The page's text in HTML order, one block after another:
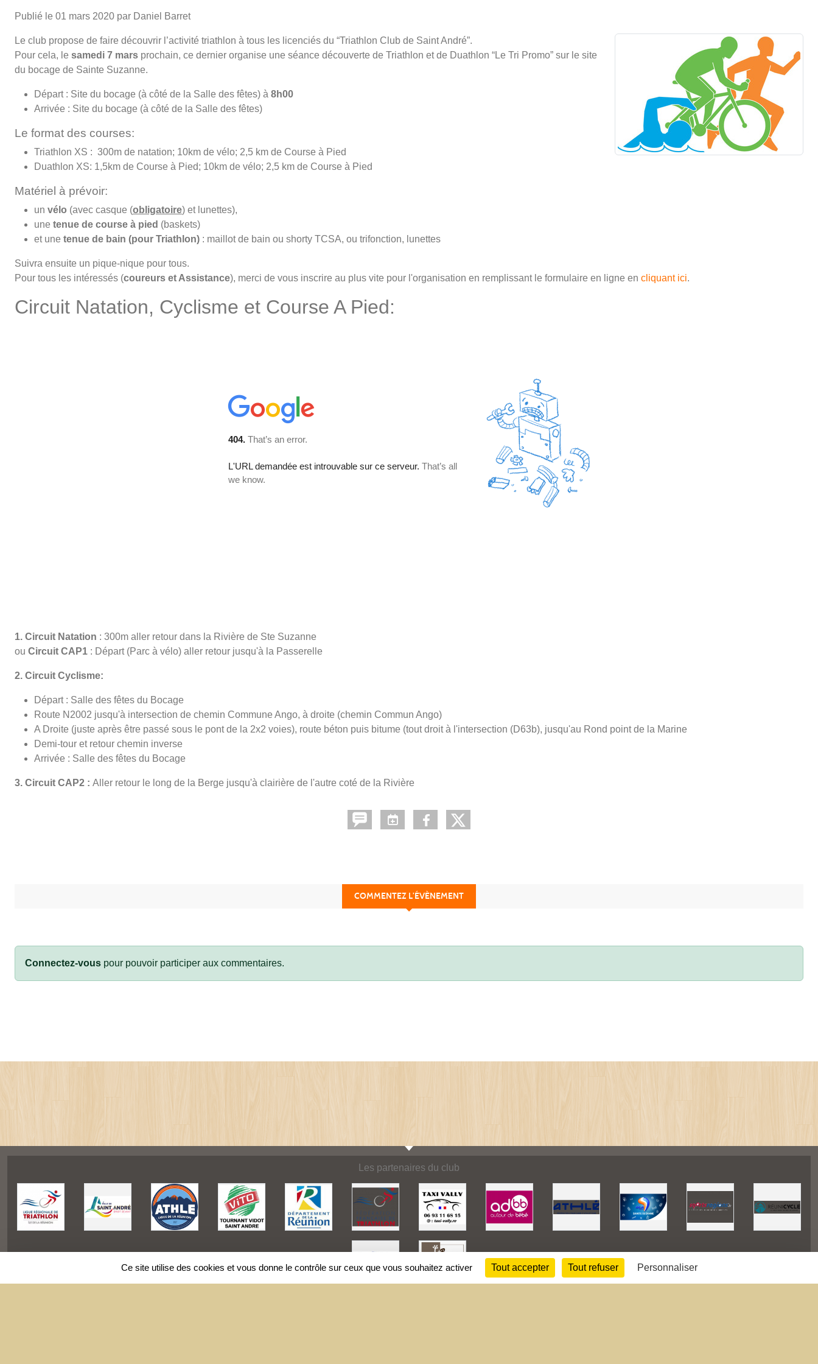
Publié le 01 mars 2020 par Daniel Barret
Le club propose de faire découvrir l’activité triathlon à tous les licenciés du “Triathlon Club de Saint André”.
Pour cela, le samedi 7 mars prochain, ce dernier organise une séance découverte de Triathlon et de Duathlon “Le Tri Promo” sur le site
du bocage de Sainte Suzanne.
Départ : Site du bocage (à côté de la Salle des fêtes) à 8h00
Arrivée : Site du bocage (à côté de la Salle des fêtes)
Le format des courses:
Triathlon XS : 300m de natation; 10km de vélo; 2,5 km de Course à Pied
Duathlon XS: 1,5km de Course à Pied; 10km de vélo; 2,5 km de Course à Pied
Matériel à prévoir:
un vélo (avec casque (obligatoire) et lunettes),
une tenue de course à pied (baskets)
et une tenue de bain (pour Triathlon) : maillot de bain ou shorty TCSA, ou trifonction, lunettes
Suivra ensuite un pique-nique pour tous.
Pour tous les intéressés (coureurs et Assistance), merci de vous inscrire au plus vite pour l'organisation en remplissant le formulaire en ligne en cliquant ici.
Circuit Natation, Cyclisme et Course A Pied:
1. Circuit Natation : 300m aller retour dans la Rivière de Ste Suzanne
ou Circuit CAP1 : Départ (Parc à vélo) aller retour jusqu'à la Passerelle
2. Circuit Cyclisme:
Départ : Salle des fêtes du Bocage
Route N2002 jusqu'à intersection de chemin Commune Ango, à droite (chemin Commun Ango)
A Droite (juste après être passé sous le pont de la 2x2 voies), route béton puis bitume (tout droit à l'intersection (D63b), jusqu'au Rond point de la Marine
Demi-tour et retour chemin inverse
Arrivée : Salle des fêtes du Bocage
3. Circuit CAP2 : Aller retour le long de la Berge jusqu'à clairière de l'autre coté de la Rivière
COMMENTEZ L’ÉVÈNEMENT
Connectez-vous pour pouvoir participer aux commentaires.
Les partenaires du club
Ce site utilise des cookies et vous donne le contrôle sur ceux que vous souhaitez activer Tout accepter Tout refuser Personnaliser